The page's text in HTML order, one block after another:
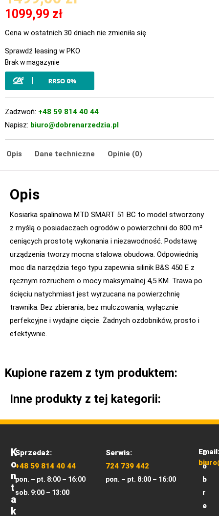
1099,99 zł
Cena w ostatnich 30 dniach nie zmieniła się
Sprawdź leasing w PKO
Brak w magazynie
Zadzwoń: +48 59 814 40 44
Napisz: biuro@dobrenarzedzia.pl
Opis Dane techniczne Opinie (0)
Opis
Kosiarka spalinowa MTD SMART 51 BC to model stworzony
z myślą o posiadaczach ogrodów o powierzchnii do 800 m²
ceniących prostotę wykonania i niezawodność. Podstawę
urządzenia tworzy mocna stalowa obudowa. Odpowiednią
moc dla narzędzia tego typu zapewnia silinik B&S 450 E z
ręcznym rozruchem o mocy maksymalnej 4,5 KM. Trawa po
ścięciu natychmiast jest wyrzucana na powierzchnię
trawnika. Bez zbierania, bez mulczowania, wyłącznie
perfekcyjne i wydajne cięcie. Żadnych ozdobników, prosto i
efektywnie.
Kupione razem z tym produktem:
Inne produkty z tej kategorii:
K
O
N
T
A
K
Sprzedaż:
+48 59 814 40 44
pon. – pt. 8:00 – 16:00
sob. 9:00 – 13:00
Serwis:
724 739 442
pon. – pt. 8:00 – 16:00
Email:
D
o
b
r
e